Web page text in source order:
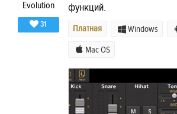
31
функций.
Платная Windows
Mac OS